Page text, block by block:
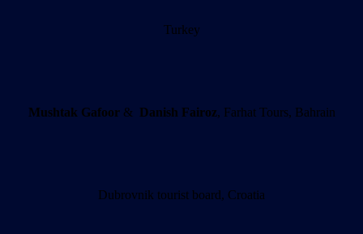
Turkey
Mushtak Gafoor& Danish Fairoz, Farhat Tours, Bahrain
Dubrovnik tourist board, Croatia